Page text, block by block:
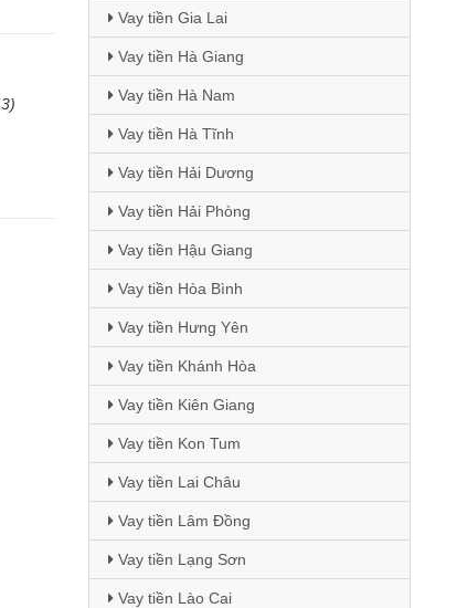
Vay tiền Gia Lai
Vay tiền Hà Giang
Vay tiền Hà Nam
Vay tiền Hà Tĩnh
Vay tiền Hải Dương
Vay tiền Hải Phòng
Vay tiền Hậu Giang
Vay tiền Hòa Bình
Vay tiền Hưng Yên
Vay tiền Khánh Hòa
Vay tiền Kiên Giang
Vay tiền Kon Tum
Vay tiền Lai Châu
Vay tiền Lâm Đồng
Vay tiền Lạng Sơn
Vay tiền Lào Cai